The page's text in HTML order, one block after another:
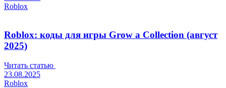
Roblox
Roblox: коды для игры Grow a Collection (август
2025)
Читать статью
23.08.2025
Roblox